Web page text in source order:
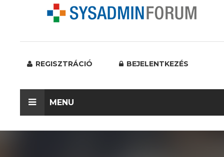
REGISZTRÁCIÓ BEJELENTKEZÉS
MENU